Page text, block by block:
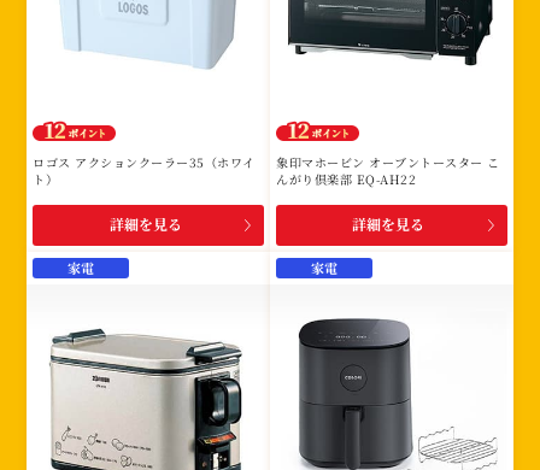
ロゴス アクションクーラー35（ホワイ
ト）
詳細を見る
象印マホービン オーブントースター こ
んがり倶楽部 EQ-AH22
詳細を見る
家電 家電